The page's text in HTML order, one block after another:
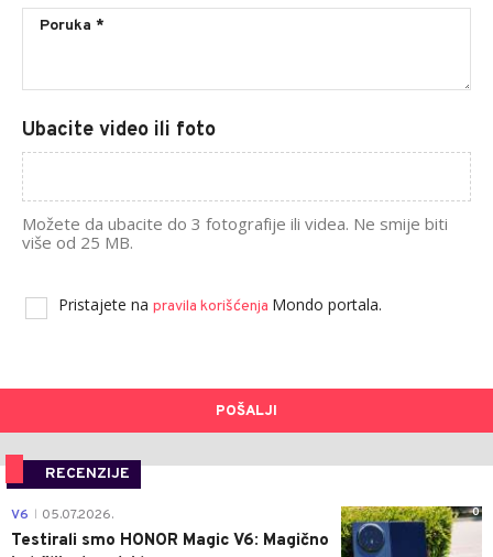
Ubacite video ili foto
Možete da ubacite do 3 fotografije ili videa. Ne smije biti
više od 25 MB.
Pristajete na pravila korišćenja Mondo portala.
POŠALJI
RECENZIJE
0
V6 05.07.2026.
Testirali smo HONOR Magic V6: Magično